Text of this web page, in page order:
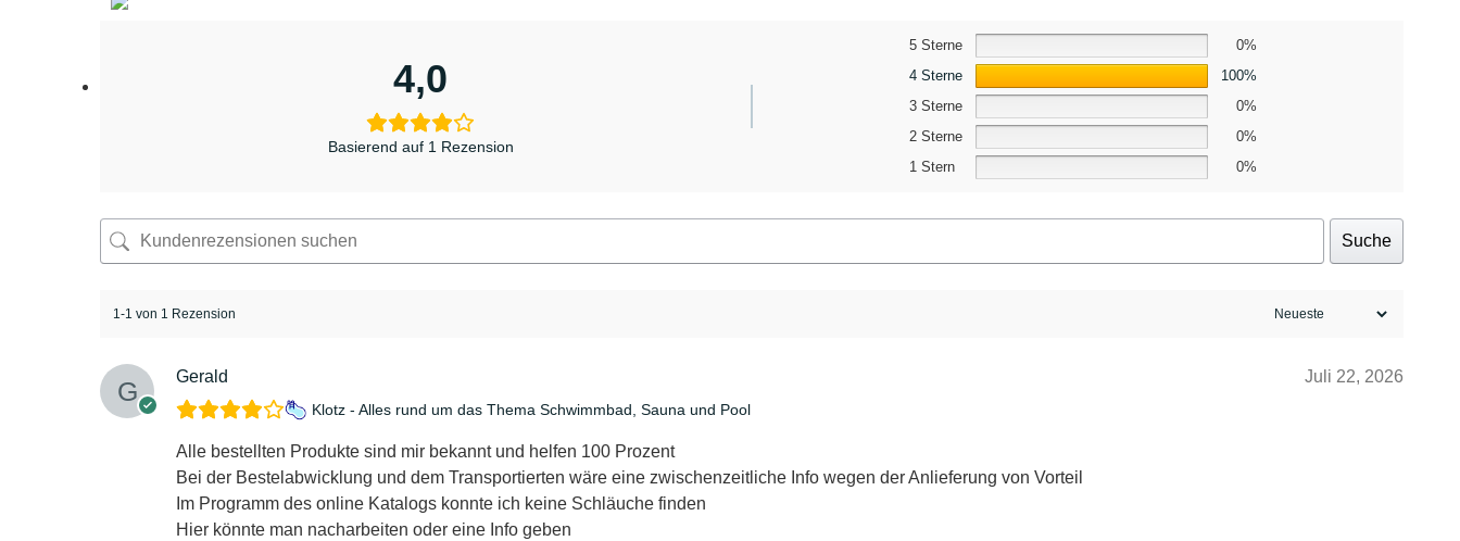
4,0
Basierend auf 1 Rezension
5 Sterne
0%
4 Sterne
100%
3 Sterne
0%
2 Sterne
0%
1 Stern
0%
Suche
1-1 von 1 Rezension
Gerald Juli 22, 2026
Klotz - Alles rund um das Thema Schwimmbad, Sauna und Pool
Alle bestellten Produkte sind mir bekannt und helfen 100 Prozent
Bei der Bestelabwicklung und dem Transportierten wäre eine zwischenzeitliche Info wegen der Anlieferung von Vorteil
Im Programm des online Katalogs konnte ich keine Schläuche finden
Hier könnte man nacharbeiten oder eine Info geben